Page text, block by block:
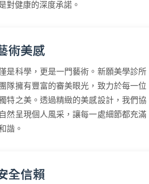
對健康的深度承諾。
術美感
是科學，更是一門藝術。新願美學診所
隊擁有豐富的審美眼光，致力於每一位
特之美。透過精緻的美感設計，我們協
然呈現個人風采，讓每一處細節都充滿
諧。
全信賴